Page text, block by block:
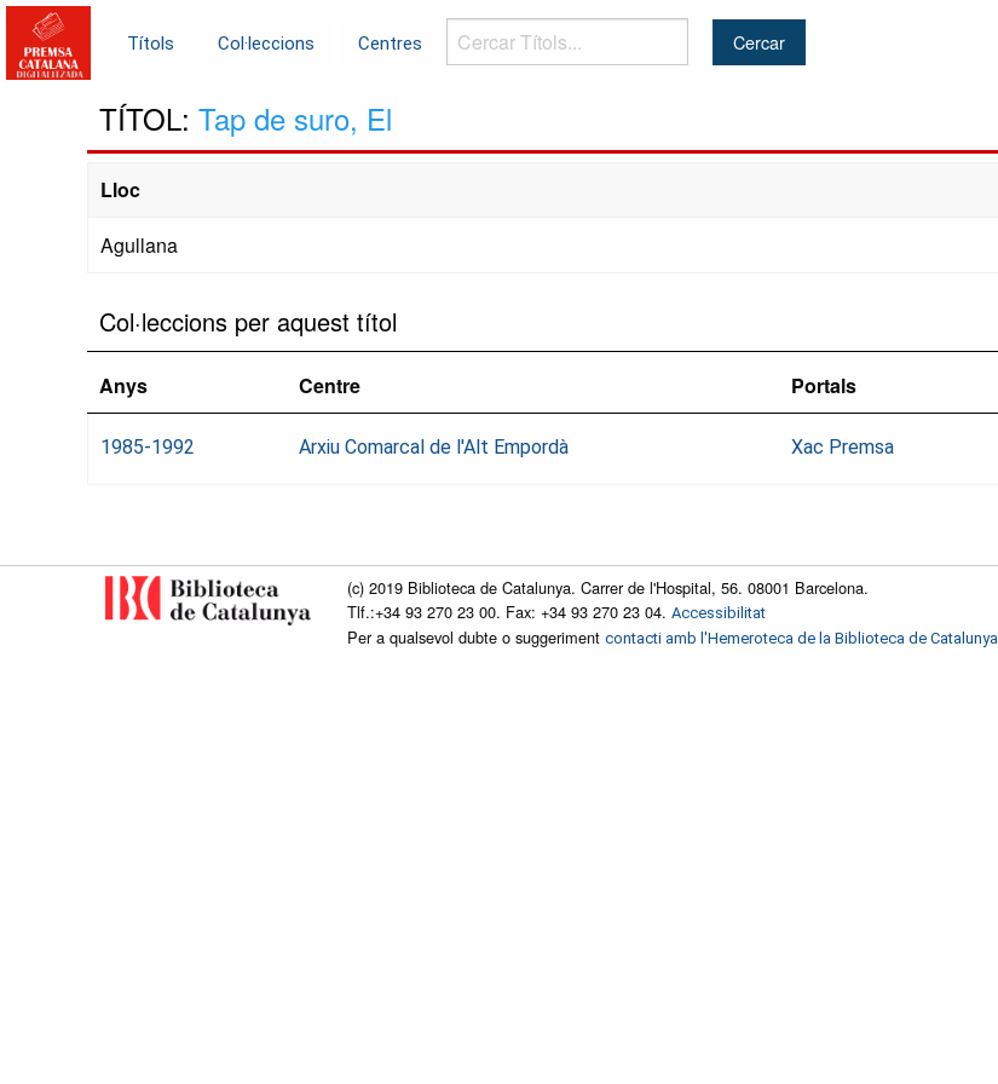
Títols Col·leccions Centres
Cercar
Títols...
TÍTOL: Tap de suro, El
Lloc
Agullana
Col·leccions per aquest títol
Anys Centre Portals
1985-1992 Arxiu Comarcal de l'Alt Empordà Xac Premsa
(c) 2019 Biblioteca de Catalunya. Carrer de l'Hospital, 56. 08001 Barcelona.
Tlf.:+34 93 270 23 00. Fax: +34 93 270 23 04. Accessibilitat
Per a qualsevol dubte o suggeriment contacti amb l'Hemeroteca de la Biblioteca de Catalunya